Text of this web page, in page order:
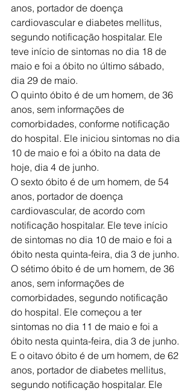
anos, portador de doença
cardiovascular e diabetes mellitus,
segundo notificação hospitalar. Ele
teve início de sintomas no dia 18 de
maio e foi a óbito no último sábado,
dia 29 de maio.
O quinto óbito é de um homem, de 36
anos, sem informações de
comorbidades, conforme notificação
do hospital. Ele iniciou sintomas no dia
10 de maio e foi a óbito na data de
hoje, dia 4 de junho.
O sexto óbito é de um homem, de 54
anos, portador de doença
cardiovascular, de acordo com
notificação hospitalar. Ele teve início
de sintomas no dia 10 de maio e foi a
óbito nesta quinta-feira, dia 3 de junho.
O sétimo óbito é de um homem, de 36
anos, sem informações de
comorbidades, segundo notificação
do hospital. Ele começou a ter
sintomas no dia 11 de maio e foi a
óbito nesta quinta-feira, dia 3 de junho.
E o oitavo óbito é de um homem, de 62
anos, portador de diabetes mellitus,
segundo notificação hospitalar. Ele